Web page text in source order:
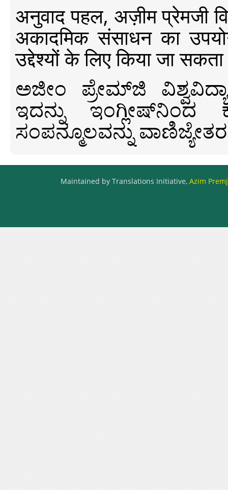
अनुवाद पहल, अज़ीम प्रेमजी
अकादमिक संसाधन का
उद्देश्यों के लिए किया जा
ಅಜೀಂ ಪ್ರೇಮ್‍ಜಿ
ಇದನ್ನು ಇಂಗ್ಲೀಷ್‍ನಿಂದ
ಸಂಪನ್ಮೂಲವನ್ನು
Maintained by Translations Initiative, Azim